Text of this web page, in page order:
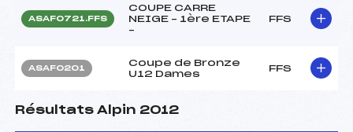
ASAF0721.FFS
COUPE CARRE
NEIGE – 1ère ETAPE
–
FFS
ASAF0201
Coupe de Bronze
U12 Dames
FFS
Résultats Alpin 2012